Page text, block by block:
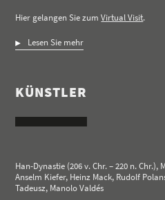
Hier gelangen Sie zumVirtual Visit.
Lesen Sie mehr
KÜNSTLER
Han-Dynastie (206 v. Chr. – 220 n. Chr.),
Anselm Kiefer, Heinz Mack, Rudolf
Tadeusz, Manolo Valdés